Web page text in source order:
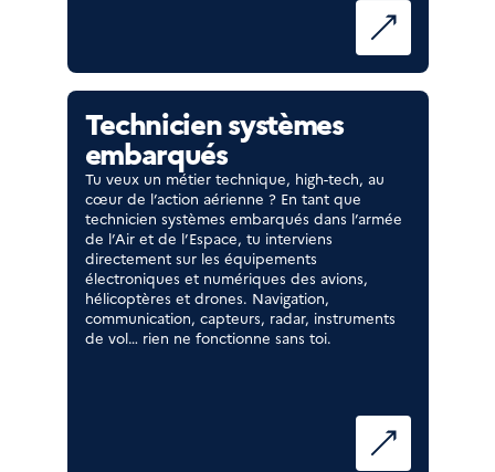
Technicien systèmes
embarqués
Tu veux un métier technique, high-tech, au
cœur de l’action aérienne ? En tant que
technicien systèmes embarqués dans l’armée
de l’Air et de l’Espace, tu interviens
directement sur les équipements
électroniques et numériques des avions,
hélicoptères et drones. Navigation,
communication, capteurs, radar, instruments
de vol… rien ne fonctionne sans toi.